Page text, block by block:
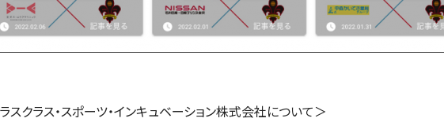
スクラス・スポーツ・インキュベーション株式会社について＞